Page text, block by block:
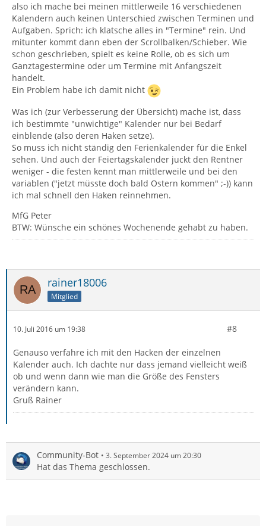
also ich mache bei meinen mittlerweile 16 verschiedenen
Kalendern auch keinen Unterschied zwischen Terminen und
Aufgaben. Sprich: ich klatsche alles in "Termine" rein. Und
mitunter kommt dann eben der Scrollbalken/Schieber. Wie
schon geschrieben, spielt es keine Rolle, ob es sich um
Ganztagestermine oder um Termine mit Anfangszeit
handelt.
Ein Problem habe ich damit nicht
Was ich (zur Verbesserung der Übersicht) mache ist, dass
ich bestimmte "unwichtige" Kalender nur bei Bedarf
einblende (also deren Haken setze).
So muss ich nicht ständig den Ferienkalender für die Enkel
sehen. Und auch der Feiertagskalender juckt den Rentner
weniger - die festen kennt man mittlerweile und bei den
variablen ("jetzt müsste doch bald Ostern kommen" ;-)) kann
ich mal schnell den Haken reinnehmen.
MfG Peter
BTW: Wünsche ein schönes Wochenende gehabt zu haben.
rainer18006
Mitglied
10. Juli 2016 um 19:38 #8
Genauso verfahre ich mit den Hacken der einzelnen
Kalender auch. Ich dachte nur dass jemand vielleicht weiß
ob und wenn dann wie man die Größe des Fensters
verändern kann.
Gruß Rainer
Community-Bot 3. September 2024 um 20:30
Hat das Thema geschlossen.